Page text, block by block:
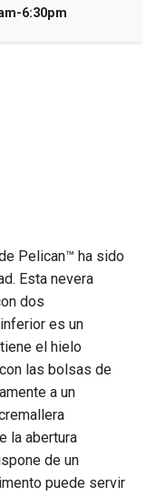
6:30pm
Pelican™ ha sido
Esta nevera
dos
es un
el hielo
las bolsas de
a un
la abertura
de un
puede servir